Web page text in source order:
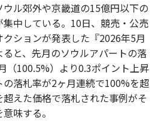
ル郊外や京畿道の15億円以下の
中している。10日、競売・公売
ションが発表した『2026年5月
と、先月のソウルアパートの落
（100.5%）より0.3ポイント上昇
の落札率が2ヶ月連続で100%を超
えた価格で落札された事例がそ
味する。